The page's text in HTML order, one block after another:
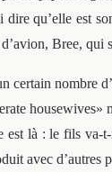
dire qu’elle est
Bree, qui
nombre
est là : le fils
avec d’autres